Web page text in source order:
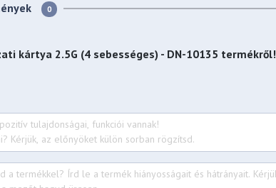
0
kártya 2.5G (4 sebességes) - DN-10135 termékről!